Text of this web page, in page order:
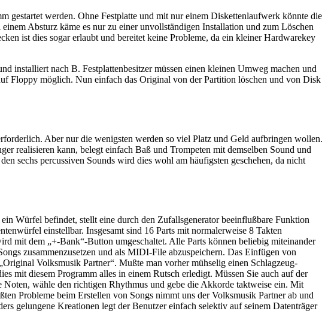
gestartet werden. Ohne Festplatte und mit nur einem Diskettenlaufwerk könnte die
Absturz käme es nur zu einer unvollständigen Installation und zum Löschen
ist dies sogar erlaubt und bereitet keine Probleme, da ein kleiner Hardwarekey
installiert nach B. Festplattenbesitzer müssen einen kleinen Umweg machen und
Floppy möglich. Nun einfach das Original von der Partition löschen und von Disk
Aber nur die wenigsten werden so viel Platz und Geld aufbringen wollen.
realisieren kann, belegt einfach Baß und Trompeten mit demselben Sound und
sechs percussiven Sounds wird dies wohl am häufigsten geschehen, da nicht
Würfel befindet, stellt eine durch den Zufallsgenerator beeinflußbare Funktion
einstellbar. Insgesamt sind 16 Parts mit normalerweise 8 Takten
mit dem „+-Bank“-Button umgeschaltet. Alle Parts können beliebig miteinander
zusammenzusetzen und als MIDI-File abzuspeichern. Das Einfügen von
Volksmusik Partner“. Mußte man vorher mühselig einen Schlagzeug-
mit diesem Programm alles in einem Rutsch erledigt. Müssen Sie auch auf der
Noten, wähle den richtigen Rhythmus und gebe die Akkorde taktweise ein. Mit
Probleme beim Erstellen von Songs nimmt uns der Volksmusik Partner ab und
gelungene Kreationen legt der Benutzer einfach selektiv auf seinem Datenträger